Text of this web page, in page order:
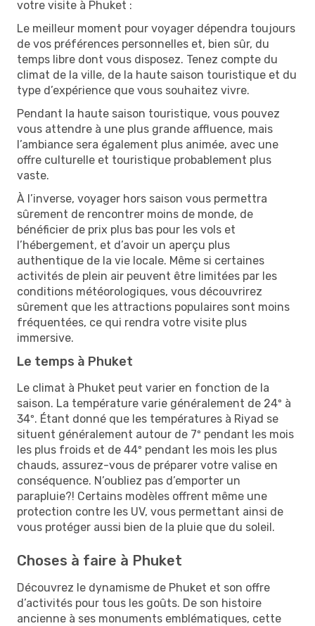
votre visite à Phuket :
Le meilleur moment pour voyager dépendra toujours
de vos préférences personnelles et, bien sûr, du
temps libre dont vous disposez. Tenez compte du
climat de la ville, de la haute saison touristique et du
type d’expérience que vous souhaitez vivre.
Pendant la haute saison touristique, vous pouvez
vous attendre à une plus grande affluence, mais
l’ambiance sera également plus animée, avec une
offre culturelle et touristique probablement plus
vaste.
À l’inverse, voyager hors saison vous permettra
sûrement de rencontrer moins de monde, de
bénéficier de prix plus bas pour les vols et
l’hébergement, et d’avoir un aperçu plus
authentique de la vie locale. Même si certaines
activités de plein air peuvent être limitées par les
conditions météorologiques, vous découvrirez
sûrement que les attractions populaires sont moins
fréquentées, ce qui rendra votre visite plus
immersive.
Le temps à Phuket
Le climat à Phuket peut varier en fonction de la
saison. La température varie généralement de 24º à
34º. Étant donné que les températures à Riyad se
situent généralement autour de 7º pendant les mois
les plus froids et de 44º pendant les mois les plus
chauds, assurez-vous de préparer votre valise en
conséquence. N’oubliez pas d’emporter un
parapluie?! Certains modèles offrent même une
protection contre les UV, vous permettant ainsi de
vous protéger aussi bien de la pluie que du soleil.
Choses à faire à Phuket
Découvrez le dynamisme de Phuket et son offre
d’activités pour tous les goûts. De son histoire
ancienne à ses monuments emblématiques, cette